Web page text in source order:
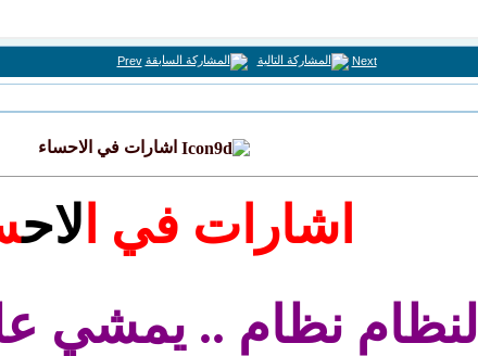
Prev Next
اشارات في الاحساء
اشارات في ا لاح
النظام نظام .. يمشي